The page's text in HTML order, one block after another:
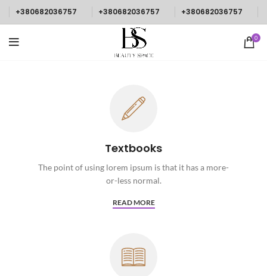
+380682036757 +380682036757 +380682036757
0
Textbooks
The point of using lorem ipsum is that it has a more-
or-less normal.
READ MORE